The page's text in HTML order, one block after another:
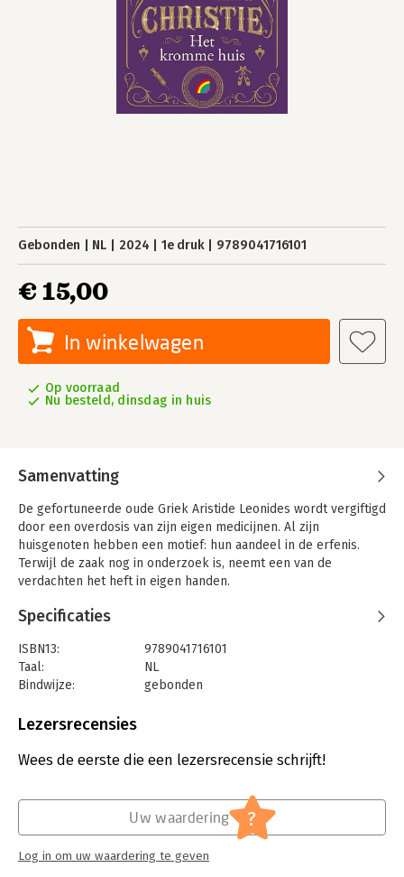
Gebonden NL 2024 1e druk 9789041716101
€ 15,00
In winkelwagen
Op voorraad
Nu besteld, dinsdag in huis
Samenvatting
De gefortuneerde oude Griek Aristide Leonides wordt vergiftigd
door een overdosis van zijn eigen medicijnen. Al zijn
huisgenoten hebben een motief: hun aandeel in de erfenis.
Terwijl de zaak nog in onderzoek is, neemt een van de
verdachten het heft in eigen handen.
Specificaties
ISBN13:
9789041716101
Taal:
NL
Bindwijze:
gebonden
Uitgever:
Verschijningsdatum:
9-12-2024
Thrillers en spanning
Lezersrecensies
Wees de eerste die een lezersrecensie schrijft!
Uw waardering ?
Log in om uw waardering te geven